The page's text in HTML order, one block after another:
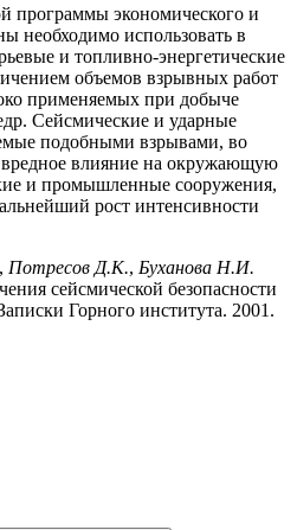
программы экономического и
необходимо использовать в
и топливно-энергетические
объемов взрывных работ
применяемых при добыче
Сейсмические и ударные
подобными взрывами, во
влияние на окружающую
и промышленные сооружения,
рост интенсивности
, Потресов Д.К., Буханова Н.И.
сейсмической безопасности
Горного института. 2001.